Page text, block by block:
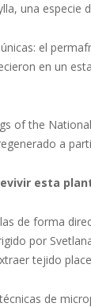
una
el
en un
of the
a
esta
de forma
por
tejido
de